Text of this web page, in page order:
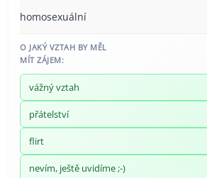
homosexuální
O JAKÝ VZTAH BY MĚL
MÍT ZÁJEM:
vážný vztah
přátelství
flirt
nevím, ještě uvidíme ;-)